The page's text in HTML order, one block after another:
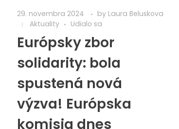
29. novembra 2024 by Laura Beluskova
Aktuality
Udialo sa
Európsky zbor
solidarity: bola
spustená nová
výzva! Európska
komisia dnes